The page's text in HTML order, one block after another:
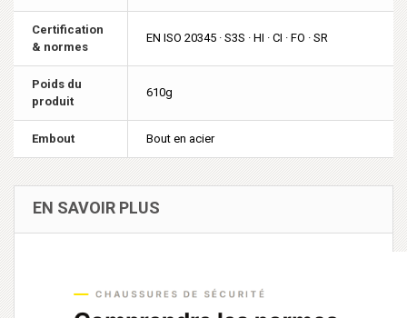
Certification
& normes
EN ISO 20345 · S3S · HI · CI · FO · SR
Poids du
produit
610g
Embout Bout en acier
EN SAVOIR PLUS